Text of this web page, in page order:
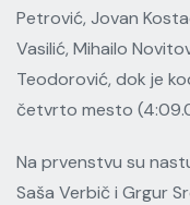
Petrović, Jovan
Vasilić, Mihailo
Teodorović, dok je
četvrto mesto
Na prvenstvu su
Saša Verbič i Grgur